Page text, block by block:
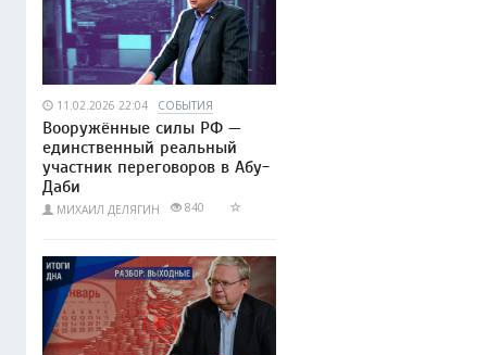
11.02.2026 22:04 СОБЫТИЯ
Вооружённые силы РФ —
единственный реальный
участник переговоров в Абу-
Даби
МИХАИЛ ДЕЛЯГИН 840